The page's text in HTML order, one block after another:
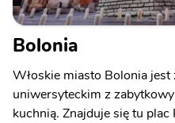
Bolonia
Włoskie miasto Bolonia
uniwersyteckim z
kuchnią. Znajduje się tu plac